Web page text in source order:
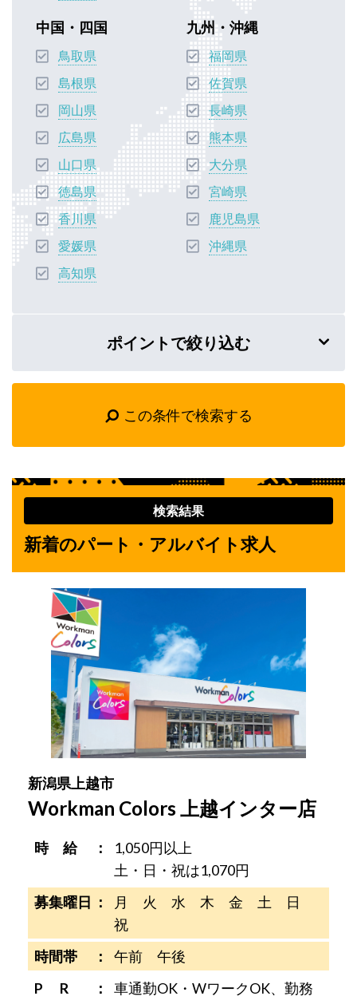
中国・四国
鳥取県
島根県
岡山県
広島県
山口県
徳島県
香川県
愛媛県
高知県
九州・沖縄
福岡県
佐賀県
長崎県
熊本県
大分県
宮崎県
鹿児島県
沖縄県
ポイントで絞り込む
この条件で検索する
検索結果
新着のパート・アルバイト求人
新潟県上越市
Workman Colors 上越インター店
時 給
1,050円以上
土・日・祝は1,070円
募集曜日
月 火 水 木 金 土 日
祝
時間帯
午前 午後
P R
車通勤OK・WワークOK、勤務